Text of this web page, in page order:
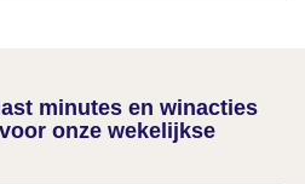
minutes en winacties
onze wekelijkse